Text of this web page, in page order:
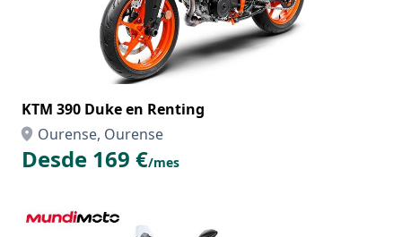
KTM 390 Duke en Renting
Ourense, Ourense
Desde 169 €/mes